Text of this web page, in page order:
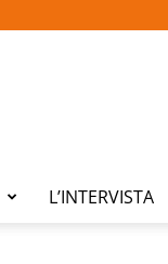
L’INTERVISTA